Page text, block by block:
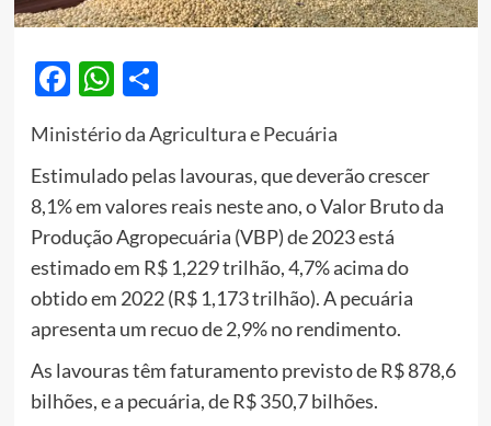
Facebook
WhatsApp
Share
Ministério da Agricultura e Pecuária
Estimulado pelas lavouras, que deverão crescer
8,1% em valores reais neste ano, o Valor Bruto da
Produção Agropecuária (VBP) de 2023 está
estimado em R$ 1,229 trilhão, 4,7% acima do
obtido em 2022 (R$ 1,173 trilhão). A pecuária
apresenta um recuo de 2,9% no rendimento.
As lavouras têm faturamento previsto de R$ 878,6
bilhões, e a pecuária, de R$ 350,7 bilhões.